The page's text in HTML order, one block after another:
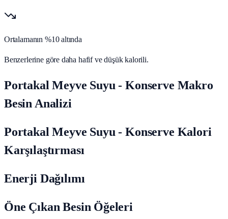
Ortalamanın %10 altında
Benzerlerine göre daha hafif ve düşük kalorili.
Portakal Meyve Suyu - Konserve Makro
Besin Analizi
Portakal Meyve Suyu - Konserve Kalori
Karşılaştırması
Enerji Dağılımı
Öne Çıkan Besin Öğeleri